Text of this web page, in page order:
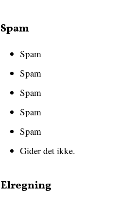
Spam
Spam
Spam
Spam
Spam
Spam
Gider det ikke.
Elregning